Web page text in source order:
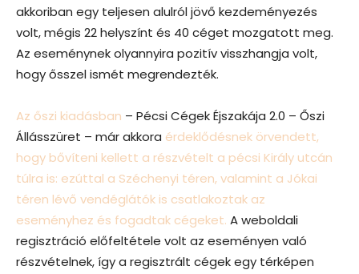
akkoriban egy teljesen alulról jövő kezdeményezés
volt, mégis 22 helyszínt és 40 céget mozgatott meg.
Az eseménynek olyannyira pozitív visszhangja volt,
hogy ősszel ismét megrendezték.
Az őszi kiadásban – Pécsi Cégek Éjszakája 2.0 – Őszi
Állásszüret – már akkora érdeklődésnek örvendett,
hogy bővíteni kellett a részvételt a pécsi Király utcán
túlra is: ezúttal a Széchenyi téren, valamint a Jókai
téren lévő vendéglátók is csatlakoztak az
eseményhez és fogadtak cégeket. A weboldali
regisztráció előfeltétele volt az eseményen való
részvételnek, így a regisztrált cégek egy térképen